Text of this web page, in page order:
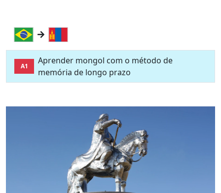
A1
Aprender mongol com o método de
memória de longo prazo